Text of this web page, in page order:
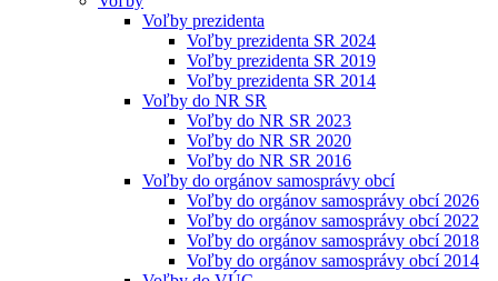
Voľby prezidenta
Voľby prezidenta SR 2024
Voľby prezidenta SR 2019
Voľby prezidenta SR 2014
Voľby do NR SR
Voľby do NR SR 2023
Voľby do NR SR 2020
Voľby do NR SR 2016
Voľby do orgánov samosprávy obcí
Voľby do orgánov samosprávy obcí 2026
Voľby do orgánov samosprávy obcí 2022
Voľby do orgánov samosprávy obcí 2018
Voľby do orgánov samosprávy obcí 2014